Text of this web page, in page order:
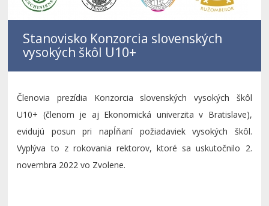
Stanovisko Konzorcia slovenských
vysokých škôl U10+
Členovia prezídia Konzorcia slovenských vysokých škôl
U10+ (členom je aj Ekonomická univerzita v Bratislave),
evidujú posun pri napĺňaní požiadaviek vysokých škôl.
Vyplýva to z rokovania rektorov, ktoré sa uskutočnilo 2.
novembra 2022 vo Zvolene.